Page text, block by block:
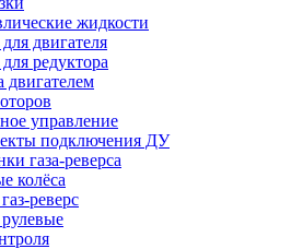
жидкости
двигателя
редуктора
двигателем
управление
подключения ДУ
газа-реверса
колёса
реверс